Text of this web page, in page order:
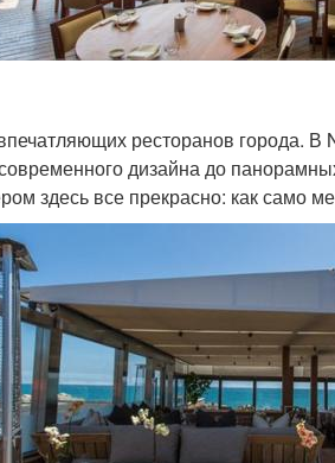
ресторанов города.
дизайна до
здесь все прекрасно: как само